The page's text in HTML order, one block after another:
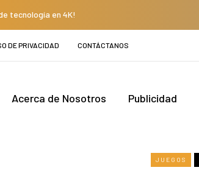
tecnología en 4K!
DE PRIVACIDAD CONTÁCTANOS
Acerca de Nosotros Publicidad
JUEGOS